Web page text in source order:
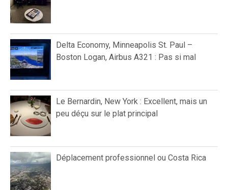
Delta Economy, Minneapolis St. Paul –
Boston Logan, Airbus A321 : Pas si mal
Le Bernardin, New York : Excellent, mais un
peu déçu sur le plat principal
Déplacement professionnel ou Costa Rica